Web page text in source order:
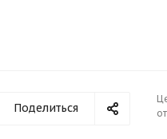
Поделиться